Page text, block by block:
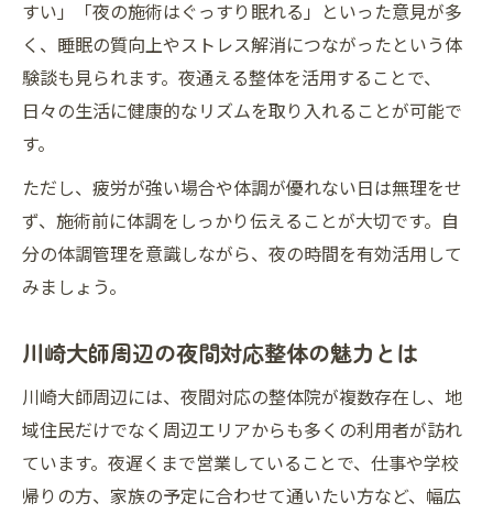
すい」「夜の施術はぐっすり眠れる」といった意見が多
く、睡眠の質向上やストレス解消につながったという体
験談も見られます。夜通える整体を活用することで、
日々の生活に健康的なリズムを取り入れることが可能で
す。
ただし、疲労が強い場合や体調が優れない日は無理をせ
ず、施術前に体調をしっかり伝えることが大切です。自
分の体調管理を意識しながら、夜の時間を有効活用して
みましょう。
川崎大師周辺の夜間対応整体の魅力とは
川崎大師周辺には、夜間対応の整体院が複数存在し、地
域住民だけでなく周辺エリアからも多くの利用者が訪れ
ています。夜遅くまで営業していることで、仕事や学校
帰りの方、家族の予定に合わせて通いたい方など、幅広